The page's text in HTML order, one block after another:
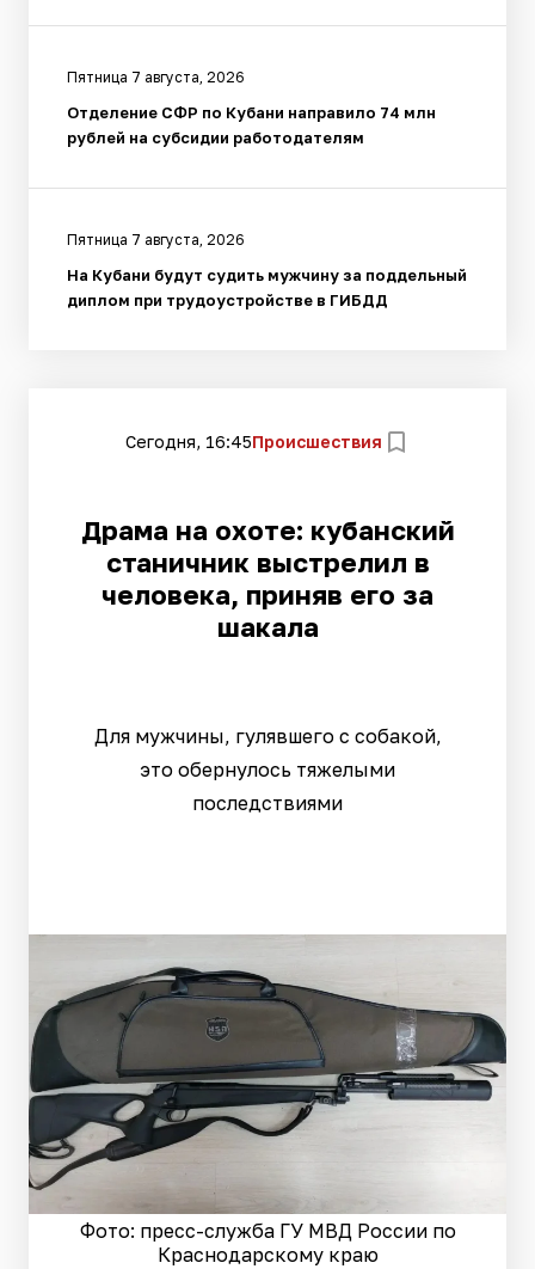
Пятница 7 августа, 2026
Отделение СФР по Кубани направило 74 млн
рублей на субсидии работодателям
Пятница 7 августа, 2026
На Кубани будут судить мужчину за поддельный
диплом при трудоустройстве в ГИБДД
Сегодня, 16:45Происшествия
Драма на охоте: кубанский
станичник выстрелил в
человека, приняв его за
шакала
Для мужчины, гулявшего с собакой,
это обернулось тяжелыми
последствиями
Фото: пресс-служба ГУ МВД России по
Краснодарскому краю